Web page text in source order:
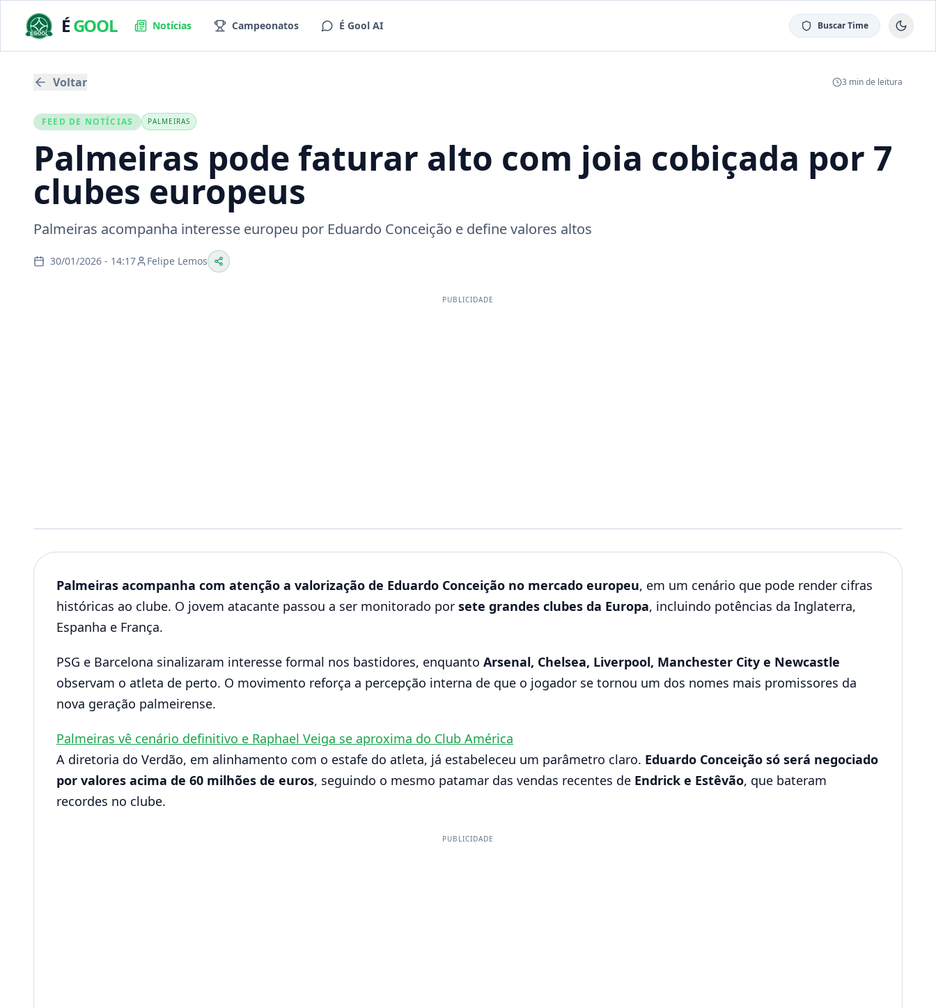
ÉGOOL Notícias Campeonatos É Gool AI Buscar Time
Voltar 3 min de leitura
FEED DE NOTÍCIAS PALMEIRAS
Palmeiras pode faturar alto com joia cobiçada por 7
clubes europeus
Palmeiras acompanha interesse europeu por Eduardo Conceição e define valores altos
30/01/2026 - 14:17 Felipe Lemos
PUBLICIDADE
Palmeiras acompanha com atenção a valorização de Eduardo Conceição no mercado europeu, em um cenário que pode render cifras
históricas ao clube. O jovem atacante passou a ser monitorado por sete grandes clubes da Europa, incluindo potências da Inglaterra,
Espanha e França.
PSG e Barcelona sinalizaram interesse formal nos bastidores, enquanto Arsenal, Chelsea, Liverpool, Manchester City e Newcastle
observam o atleta de perto. O movimento reforça a percepção interna de que o jogador se tornou um dos nomes mais promissores da
nova geração palmeirense.
Palmeiras vê cenário definitivo e Raphael Veiga se aproxima do Club América
A diretoria do Verdão, em alinhamento com o estafe do atleta, já estabeleceu um parâmetro claro. Eduardo Conceição só será negociado
por valores acima de 60 milhões de euros, seguindo o mesmo patamar das vendas recentes de Endrick e Estêvão, que bateram
recordes no clube.
PUBLICIDADE